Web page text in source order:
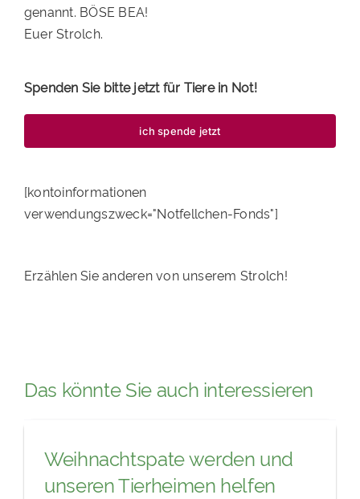
genannt. BÖSE BEA!
Euer Strolch.
Spenden Sie bitte jetzt für Tiere in Not!
ich spende jetzt
[kontoinformationen
verwendungszweck="Notfellchen-Fonds"]
Erzählen Sie anderen von unserem Strolch!
Das könnte Sie auch interessieren
Weihnachtspate werden und
unseren Tierheimen helfen